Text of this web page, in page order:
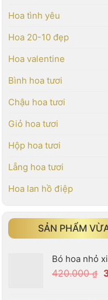
Hoa tình yêu
Hoa 20-10 đẹp
Hoa valentine
Bình hoa tươi
Chậu hoa tươi
Giỏ hoa tươi
Hộp hoa tươi
Lẵng hoa tươi
Hoa lan hồ điệp
SẢN PHẨM
Bó hoa nhỏ
420.000₫